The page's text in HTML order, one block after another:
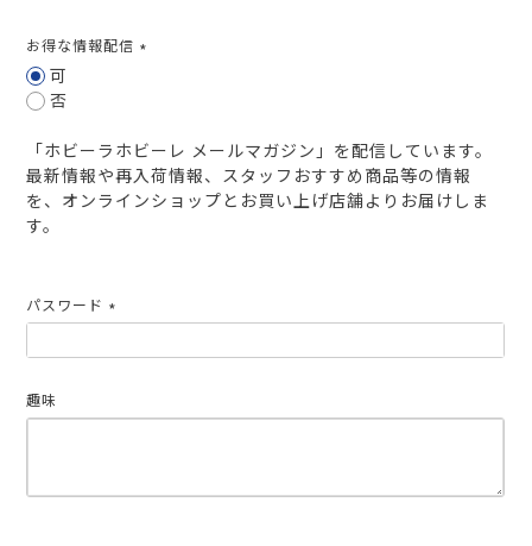
お得な情報配信
可
否
「ホビーラホビーレ メールマガジン」を配信しています。
最新情報や再入荷情報、スタッフおすすめ商品等の情報
を、オンラインショップとお買い上げ店舗よりお届けしま
す。
パスワード
須)
趣味